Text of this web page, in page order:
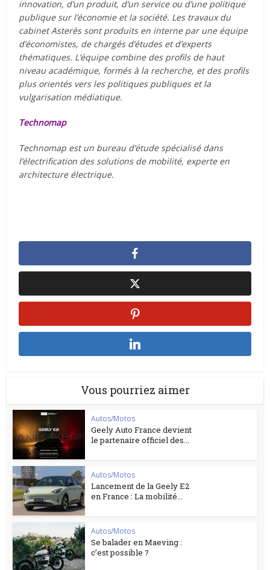
innovation, d’un produit, d’un service ou d’une politique
publique sur l’économie et la société. Les travaux du
cabinet Asterès sont produits en interne par une équipe
d’économistes, de chargés d’études et d’experts
thématiques. L’équipe combine des profils de haut
niveau académique, formés à la recherche, et des profils
plus orientés vers les politiques publiques et la
vulgarisation médiatique.
Technomap
Technomap est un bureau d’étude spécialisé dans
l’électrification des solutions de mobilité, experte en
architecture électrique.
Vous pourriez aimer
Autos/Motos
Geely Auto France devient
le partenaire officiel des...
Autos/Motos
Lancement de la Geely E2
en France : La mobilité...
Autos/Motos
Se balader en Maeving :
c’est possible ?